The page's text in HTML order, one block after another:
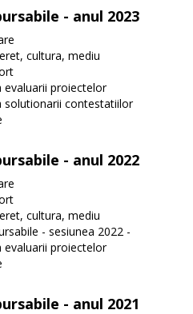
- anul 2023
cultura, mediu
evaluarii proiectelor
solutionarii contestatiilor
- anul 2022
cultura, mediu
- sesiunea 2022 -
evaluarii proiectelor
- anul 2021